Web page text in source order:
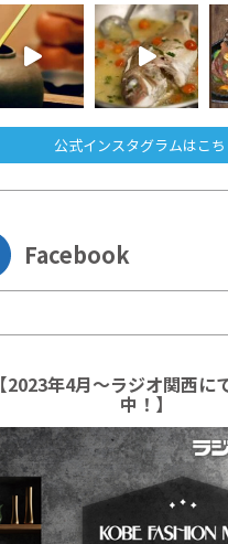
公式インスタグラムはこち
Facebook
【2023年4月～ラジオ関西に
中！】